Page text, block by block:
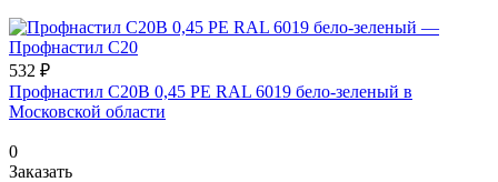
532 ₽
Профнастил С20В 0,45 PE RAL 6019 бело-зеленый в
Московской области
0
Заказать